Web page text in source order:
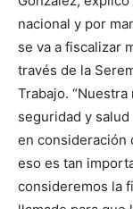
nacional y por
se va a fiscalizar
través de la
Trabajo.
seguridad y
en consideración
eso es tan
consideremos la